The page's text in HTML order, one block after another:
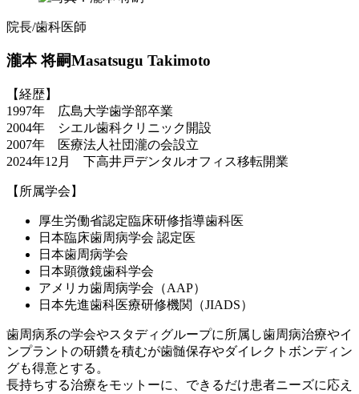
院長/歯科医師
瀧本 将嗣Masatsugu Takimoto
【経歴】
1997年 広島大学歯学部卒業
2004年 シエル歯科クリニック開設
2007年 医療法人社団瀧の会設立
2024年12月 下高井戸デンタルオフィス移転開業
【所属学会】
厚生労働省認定臨床研修指導歯科医
日本臨床歯周病学会 認定医
日本歯周病学会
日本顕微鏡歯科学会
アメリカ歯周病学会（AAP）
日本先進歯科医療研修機関（JIADS）
歯周病系の学会やスタディグループに所属し歯周病治療やイ
ンプラントの研鑽を積むが歯髄保存やダイレクトボンディン
グも得意とする。
長持ちする治療をモットーに、できるだけ患者ニーズに応え